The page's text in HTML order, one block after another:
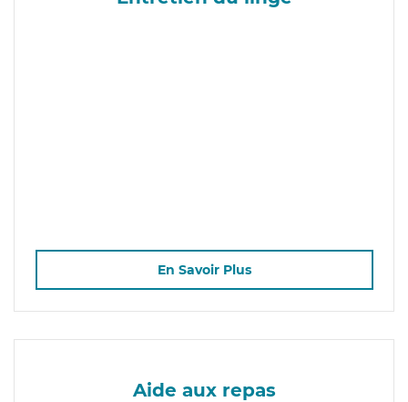
En Savoir Plus
Aide aux repas